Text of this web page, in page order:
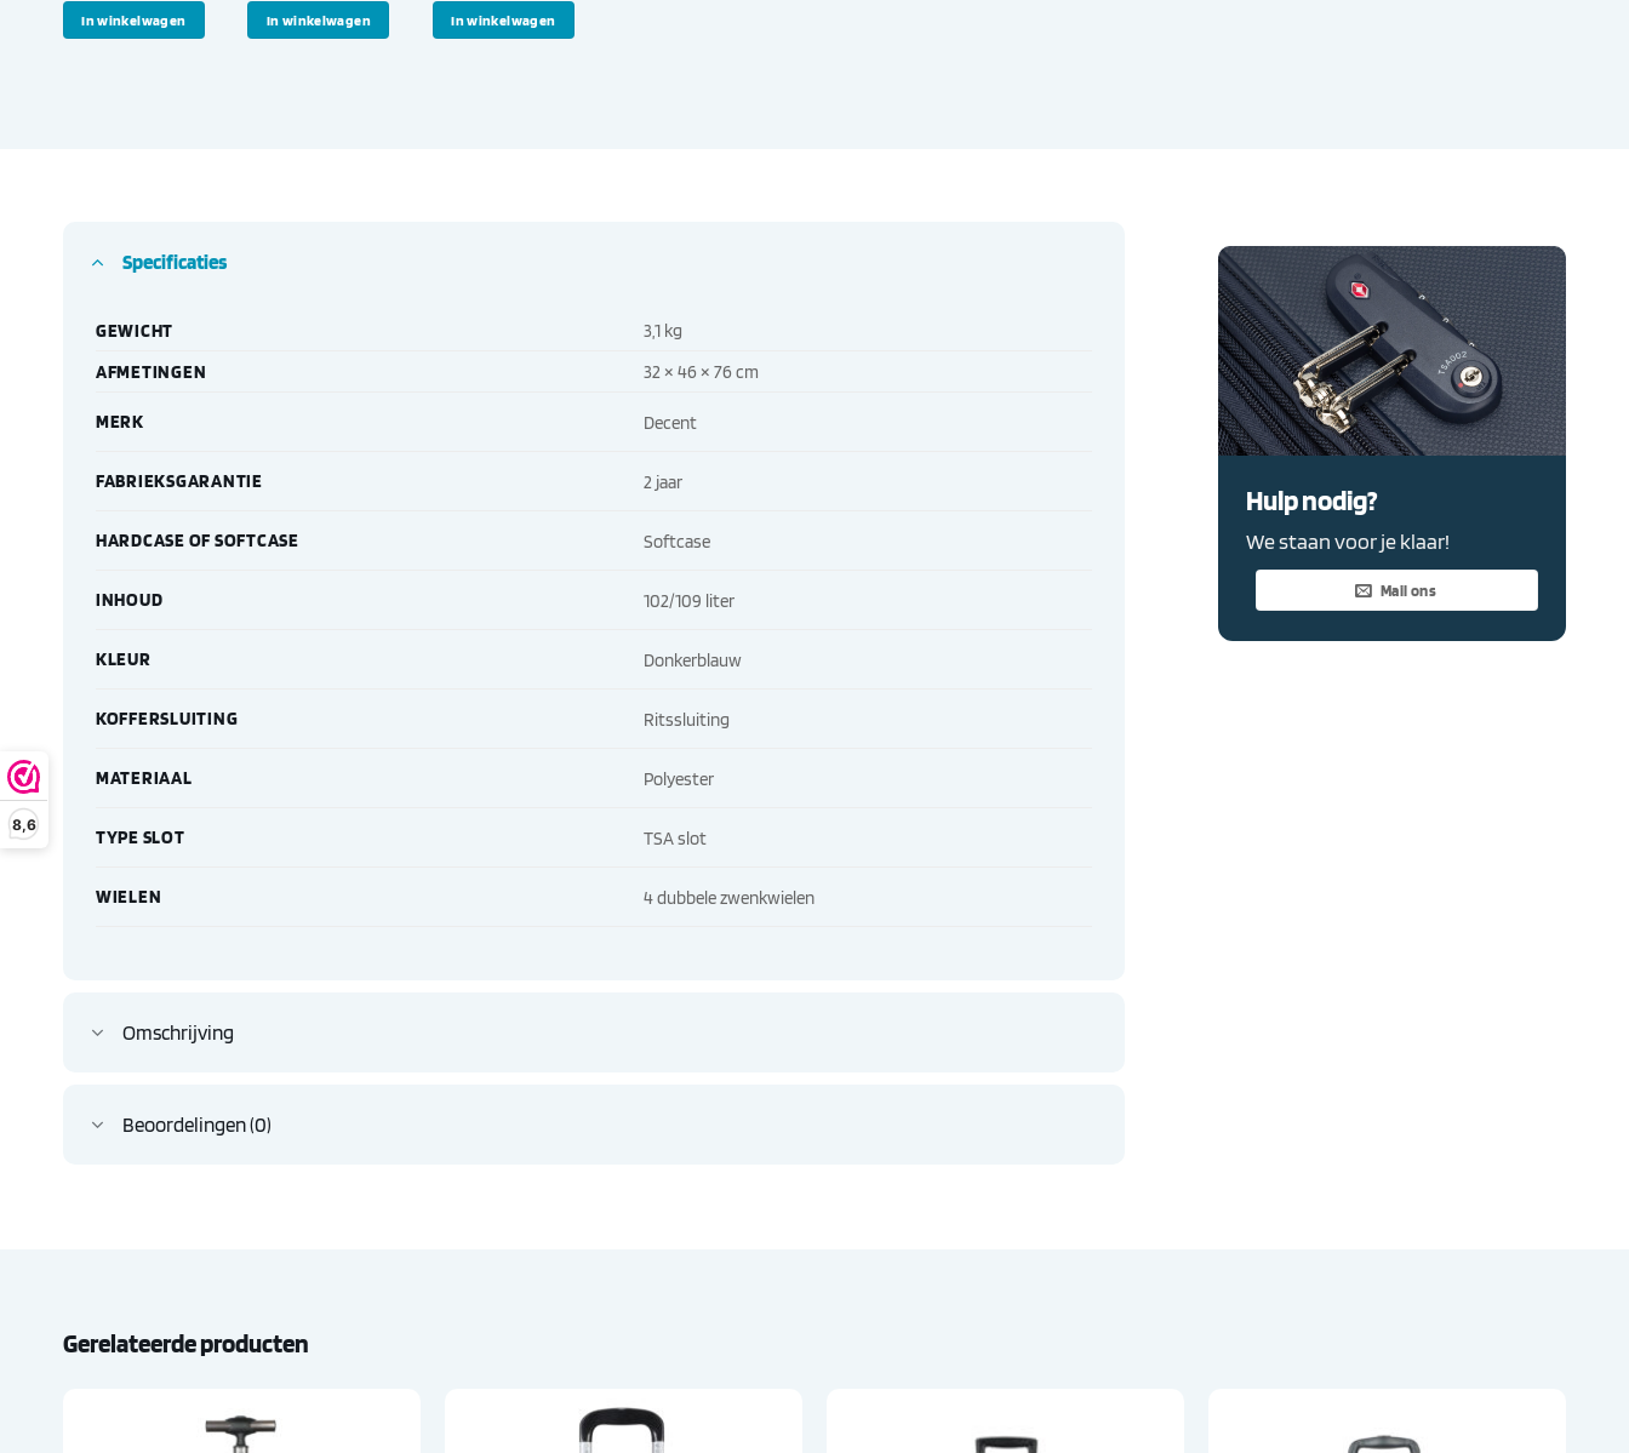
8,6
In winkelwagen € 99,00.
In winkelwagen € 99,00.
In winkelwagen
Specificaties
GEWICHT
3,1 kg
AFMETINGEN
32 × 46 × 76 cm
MERK Decent
FABRIEKSGARANTIE 2 jaar
HARDCASE OF SOFTCASE Softcase
INHOUD 102/109 liter
KLEUR Donkerblauw
KOFFERSLUITING Ritssluiting
MATERIAAL Polyester
TYPE SLOT TSA slot
WIELEN 4 dubbele zwenkwielen
Omschrijving
Beoordelingen (0)
Hulp nodig?
We staan voor je klaar!
Mail ons
Gerelateerde producten